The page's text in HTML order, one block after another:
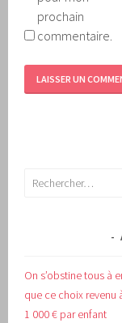
prochain
commentaire.
Rechercher :
On s’obstine tous à
que ce choix revenu
1 000 € par enfant